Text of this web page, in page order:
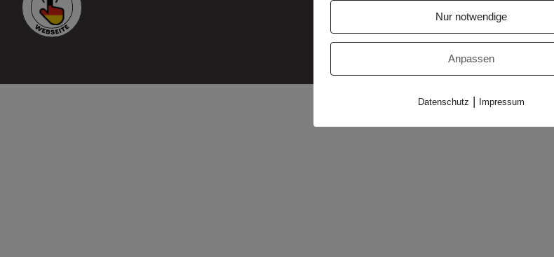
Nur notwendige
Anpassen
Datenschutz | Impressum